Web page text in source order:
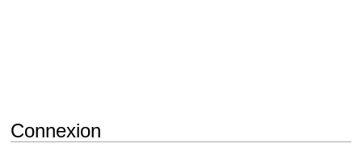
Connexion